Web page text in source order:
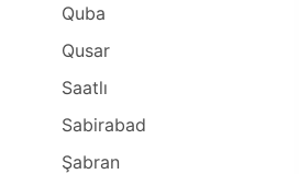
Quba
Qusar
Saatlı
Sabirabad
Şabran